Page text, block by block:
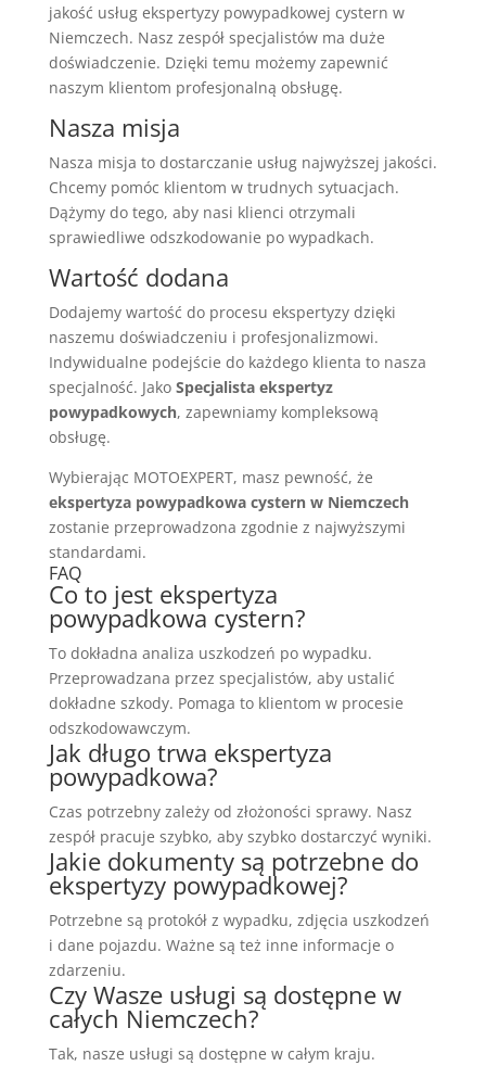
jakość usług ekspertyzy powypadkowej cystern w
Niemczech. Nasz zespół specjalistów ma duże
doświadczenie. Dzięki temu możemy zapewnić
naszym klientom profesjonalną obsługę.
Nasza misja
Nasza misja to dostarczanie usług najwyższej jakości.
Chcemy pomóc klientom w trudnych sytuacjach.
Dążymy do tego, aby nasi klienci otrzymali
sprawiedliwe odszkodowanie po wypadkach.
Wartość dodana
Dodajemy wartość do procesu ekspertyzy dzięki
naszemu doświadczeniu i profesjonalizmowi.
Indywidualne podejście do każdego klienta to nasza
specjalność. Jako Specjalista ekspertyz
powypadkowych, zapewniamy kompleksową
obsługę.
Wybierając MOTOEXPERT, masz pewność, że
ekspertyza powypadkowa cystern w Niemczech
zostanie przeprowadzona zgodnie z najwyższymi
standardami.
FAQ
Co to jest ekspertyza
powypadkowa cystern?
To dokładna analiza uszkodzeń po wypadku.
Przeprowadzana przez specjalistów, aby ustalić
dokładne szkody. Pomaga to klientom w procesie
odszkodowawczym.
Jak długo trwa ekspertyza
powypadkowa?
Czas potrzebny zależy od złożoności sprawy. Nasz
zespół pracuje szybko, aby szybko dostarczyć wyniki.
Jakie dokumenty są potrzebne do
ekspertyzy powypadkowej?
Potrzebne są protokół z wypadku, zdjęcia uszkodzeń
i dane pojazdu. Ważne są też inne informacje o
zdarzeniu.
Czy Wasze usługi są dostępne w
całych Niemczech?
Tak, nasze usługi są dostępne w całym kraju.